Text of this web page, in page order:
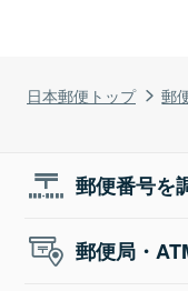
日本郵便トップ 郵
郵便番号を
郵便局・